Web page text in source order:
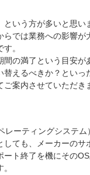
いう方が多いと思い
では業務への影響が
。
の満了という目安が
えるべきか？といっ
案内させていただき
ーティングシステム
ても、メーカーのサ
ト終了を機にその